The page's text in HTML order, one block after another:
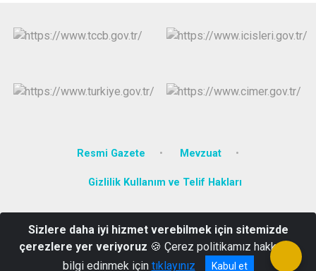
Resmi Gazete Mevzuat
Gizlilik Kullanım ve Telif Hakları
Eylül Caddesi Hükümet Konağı 2. Kat Harmancık - BURSA
0224 881 24 50
Sizlere daha iyi hizmet verebilmek için sitemizde
çerezlere yer veriyoruz 🍪 Çerez politikamız hakkında
bilgi edinmek için tıklayınız Kabul et